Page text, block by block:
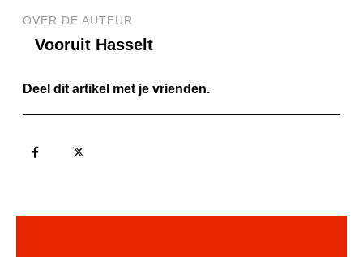
OVER DE AUTEUR
Vooruit Hasselt
Deel dit artikel met je vrienden.